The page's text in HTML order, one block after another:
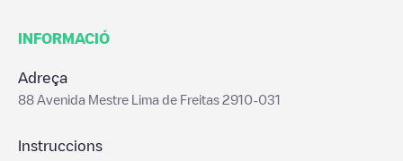
INFORMACIÓ
Adreça
88 Avenida Mestre Lima de Freitas 2910-031
Instruccions